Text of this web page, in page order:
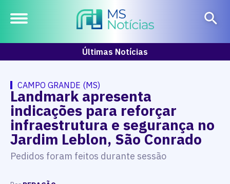
Últimas Notícias
CAMPO GRANDE (MS)
Landmark apresenta
indicações para reforçar
infraestrutura e segurança no
Jardim Leblon, São Conrado
Pedidos foram feitos durante sessão